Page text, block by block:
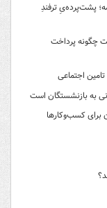
پشت‌پرده‌یِ ترفندِ
چگونه پرداخت
اجتماعی
به بازنشستگان است
برای کسب‌وکارها